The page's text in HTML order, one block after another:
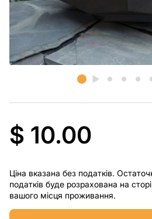
$ 10.00
Ціна вказана без податків.
податків буде розрахована на
вашого місця проживання.